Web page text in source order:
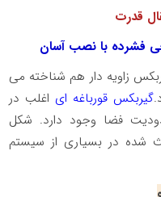
قدرت
فشرده با نصب آسان
زاویه‌ دار هم شناخته می‌
گیربکس قورباغه ای اغلب در
فضا وجود دارد. شکل
شده در بسیاری از سیستم‌